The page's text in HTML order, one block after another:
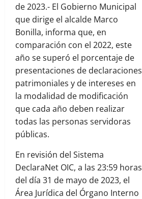
de 2023.- El Gobierno Municipal
que dirige el alcalde Marco
Bonilla, informa que, en
comparación con el 2022, este
año se superó el porcentaje de
presentaciones de declaraciones
patrimoniales y de intereses en
la modalidad de modificación
que cada año deben realizar
todas las personas servidoras
públicas.
En revisión del Sistema
DeclaraNet OIC, a las 23:59 horas
del día 31 de mayo de 2023, el
Área Jurídica del Órgano Interno